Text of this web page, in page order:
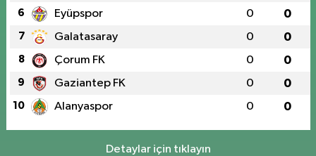
6 Eyüpspor 0 0
7 Galatasaray 0 0
8 Çorum FK 0 0
9 Gaziantep FK 0 0
10 Alanyaspor 0 0
Detaylar için tıklayın